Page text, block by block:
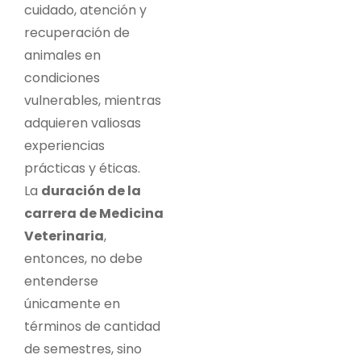
cuidado, atención y
recuperación de
animales en
condiciones
vulnerables, mientras
adquieren valiosas
experiencias
prácticas y éticas.
La duración de la
carrera de Medicina
Veterinaria,
entonces, no debe
entenderse
únicamente en
términos de cantidad
de semestres, sino